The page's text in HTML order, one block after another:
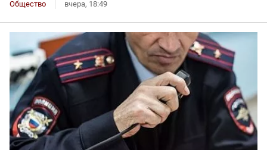
Общество вчера, 18:49